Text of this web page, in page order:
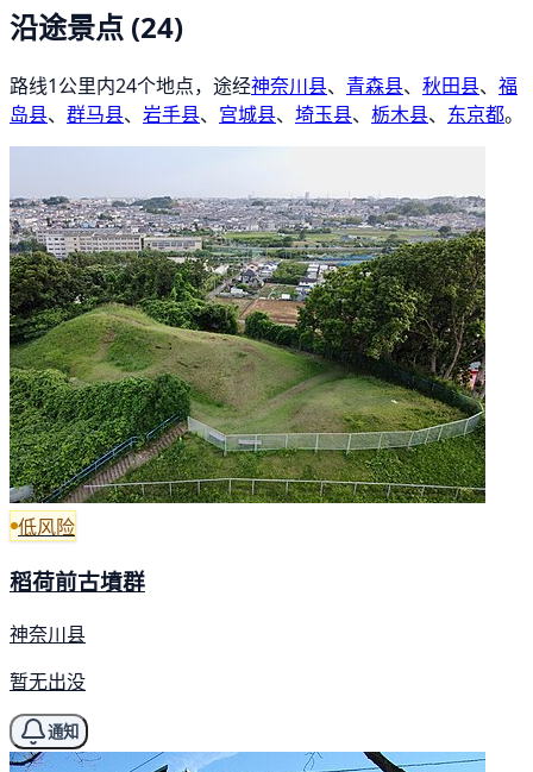
沿途景点 (24)
路线1公里内24个地点，途经神奈川县、 青森县、 秋田县、 福
岛县、 群马县、 岩手县、 宫城县、 埼玉县、 栃木县、 东京都。
低风险
稻荷前古墳群
神奈川县
暂无出没
通知